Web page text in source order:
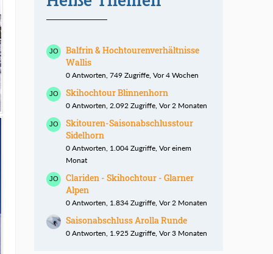
Balfrin & Hochtourenverhältnisse
Wallis
0 Antworten, 749 Zugriffe, Vor 4 Wochen
Skihochtour Blinnenhorn
0 Antworten, 2.092 Zugriffe, Vor 2 Monaten
Skitouren-Saisonabschlusstour
Sidelhorn
0 Antworten, 1.004 Zugriffe, Vor einem
Monat
Clariden - Skihochtour - Glarner
Alpen
0 Antworten, 1.834 Zugriffe, Vor 2 Monaten
Saisonabschluss Arolla Runde
0 Antworten, 1.925 Zugriffe, Vor 3 Monaten